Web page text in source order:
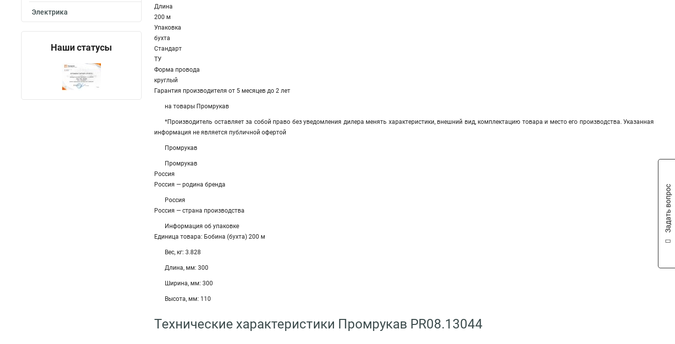
Электрика
Наши статусы
Длина
200 м
Упаковка
бухта
Стандарт
ТУ
Форма провода
круглый
Гарантия производителя от 5 месяцев до 2 лет
на товары Промрукав
*Производитель оставляет за собой право без уведомления дилера менять характеристики, внешний вид, комплектацию товара и место его производства. Указанная
информация не является публичной офертой
Промрукав
Промрукав
Россия
Россия — родина бренда
Россия
Россия — страна производства
Информация об упаковке
Единица товара: Бобина (бухта) 200 м
Вес, кг: 3.828
Длина, мм: 300
Ширина, мм: 300
Высота, мм: 110
Технические характеристики Промрукав PR08.13044
Задать вопрос